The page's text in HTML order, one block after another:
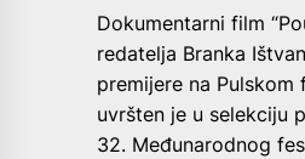
Dokumentarni film
redatelja Branka
premijere na
uvršten je u selekciju
32. Međunarodnog